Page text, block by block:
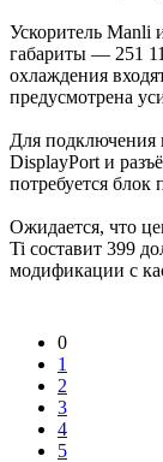
Ускоритель Manli
габариты — 251
охлаждения
предусмотрена
Для подключения
DisplayPort и
потребуется
Ожидается, что
Ti составит 399
модификации с
0
1
2
3
4
5